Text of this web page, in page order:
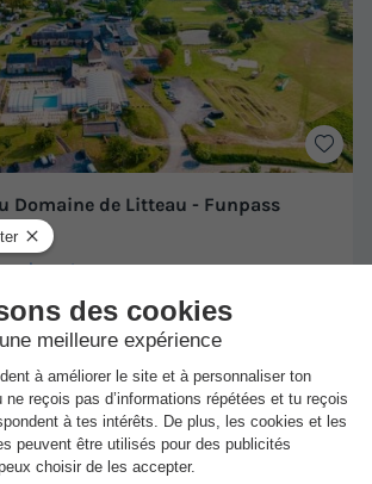
Domaine de Litteau - Funpass
la carte
Avis clients
8.6/10
intérieure chauffée
+ 3